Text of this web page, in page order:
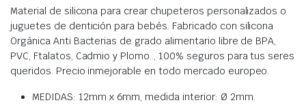
Material de silicona para crear chupeteros personalizados o
juguetes de dentición para bebés. Fabricado con silicona
Orgánica Anti Bacterias de grado alimentario libre de BPA,
PVC, Ftalatos, Cadmio y Plomo.., 100% seguros para tus seres
queridos. Precio inmejorable en todo mercado europeo.
MEDIDAS: 12mm x 6mm, medida interior: Ø 2mm.